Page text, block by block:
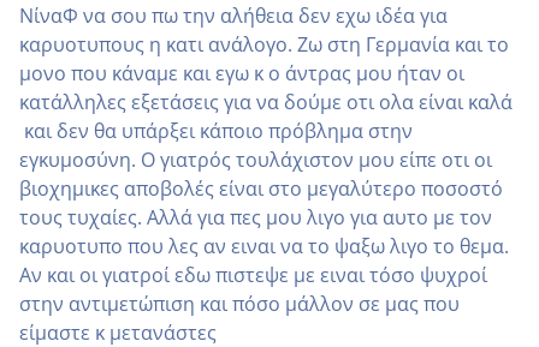
ΝίναΦ να σου πω την αλήθεια δεν εχω ιδέα για
καρυοτυπους η κατι ανάλογο. Ζω στη Γερμανία και το
μονο που κάναμε και εγω κ ο άντρας μου ήταν οι
κατάλληλες εξετάσεις για να δούμε οτι ολα είναι καλά
και δεν θα υπάρξει κάποιο πρόβλημα στην
εγκυμοσύνη. Ο γιατρός τουλάχιστον μου είπε οτι οι
βιοχημικες αποβολές είναι στο μεγαλύτερο ποσοστό
τους τυχαίες. Αλλά για πες μου λιγο για αυτο με τον
καρυοτυπο που λες αν ειναι να το ψαξω λιγο το θεμα.
Αν και οι γιατροί εδω πιστεψε με ειναι τόσο ψυχροί
στην αντιμετώπιση και πόσο μάλλον σε μας που
είμαστε κ μετανάστες